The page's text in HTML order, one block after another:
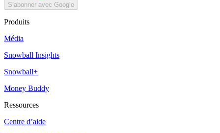
S’abonner avec Google
Produits
Média
Snowball Insights
Snowball+
Money Buddy
Ressources
Centre d’aide